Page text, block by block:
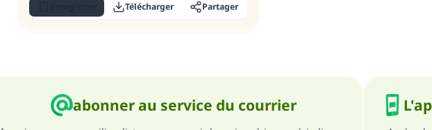
Télécharger Partager
abonner au service du courrier